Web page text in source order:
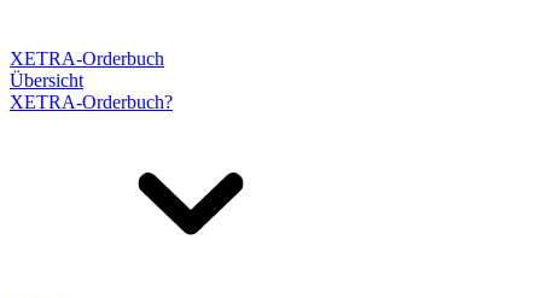
XETRA-Orderbuch
Übersicht
XETRA-Orderbuch?